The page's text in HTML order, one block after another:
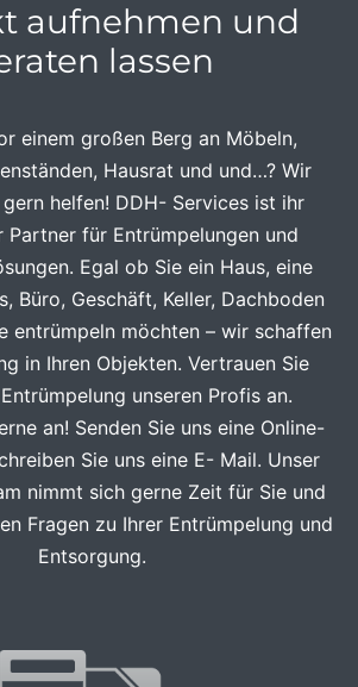
aufnehmen und
lassen
einem großen Berg an Möbeln,
Hausrat und und…? Wir
gern helfen! DDH- Services ist ihr
Partner für Entrümpelungen und
Egal ob Sie ein Haus, eine
Büro, Geschäft, Keller, Dachboden
entrümpeln möchten – wir schaffen
in Ihren Objekten. Vertrauen Sie
unseren Profis an.
an! Senden Sie uns eine Online-
Sie uns eine E- Mail. Unser
nimmt sich gerne Zeit für Sie und
Fragen zu Ihrer Entrümpelung und
Entsorgung.